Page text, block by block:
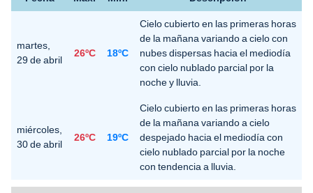
martes,
29 de abril
26ºC 18ºC
Cielo cubierto en las primeras horas
de la mañana variando a cielo con
nubes dispersas hacia el mediodía
con cielo nublado parcial por la
noche y lluvia.
miércoles,
30 de abril
26ºC 19ºC
Cielo cubierto en las primeras horas
de la mañana variando a cielo
despejado hacia el mediodía con
cielo nublado parcial por la noche
con tendencia a lluvia.